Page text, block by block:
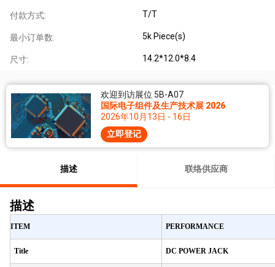
付款方式: T/T
最小订单数: 5k Piece(s)
尺寸: 14.2*12.0*8.4
欢迎到访展位 5B-A07
国际电子组件及生产技术展 2026
2026年10月13日 - 16日
立即登记
描述 联络供应商
描述
ITEM PERFORMANCE
Title DC POWER JACK